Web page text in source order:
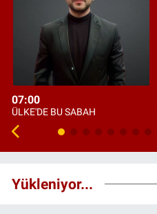
07:00
ÜLKE'DE BU SABAH
Yükleniyor...